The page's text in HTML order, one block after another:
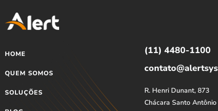
HOME
QUEM SOMOS
SOLUÇÕES
(11) 4480-1100
R. Henri Dunant, 873
Chácara Santo Antônio